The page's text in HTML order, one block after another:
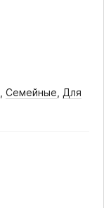
Семейные Для